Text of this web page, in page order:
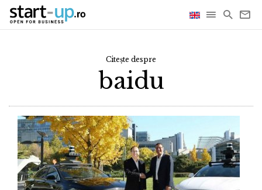
Citește despre
baidu